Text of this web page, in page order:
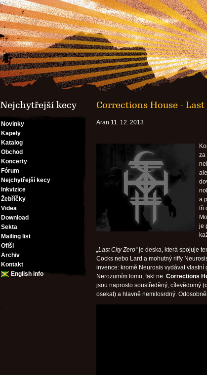
Nejchytřejší kecy
Novinky
Kapely
Katalog
Obchod
Koncerty
Fórum
Nejchytřejší kecy
Inkvizice
Žebříčky
Videa
Download
Sekta
Mailing list
Ofišl
Archiv
Kontakt
English info
Corrections House -
Aran 11. 12. 2013
za
a
tři
je
„Last City Zero“je deska, která spojuje
Cocks nebo Lard a mohutný riffy
invence: kromě Neurosis vydávat
Nerozumím tomu, fakt ne. Corrections
jsou naprosto soustředěný, cílevědomý
osekat) a hlavně nemilosrdný.